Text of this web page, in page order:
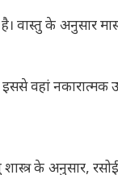
के अनुसार
वहां
के अनुसार,